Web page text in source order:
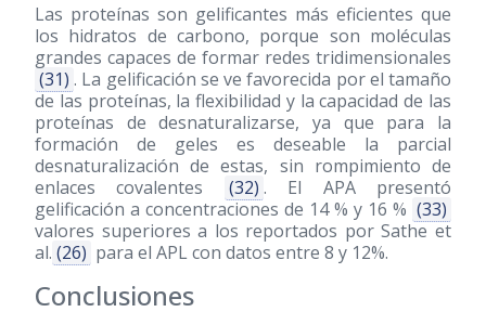
Las proteínas son gelificantes más eficientes que
los hidratos de carbono, porque son moléculas
grandes capaces de formar redes tridimensionales
(31) . La gelificación se ve favorecida por el tamaño
de las proteínas, la flexibilidad y la capacidad de las
proteínas de desnaturalizarse, ya que para la
formación de geles es deseable la parcial
desnaturalización de estas, sin rompimiento de
enlaces covalentes
(32) . El APA presentó
gelificación a concentraciones de 14 % y 16 % (33)
valores superiores a los reportados por Sathe et
al. (26) para el APL con datos entre 8 y 12%.
Conclusiones